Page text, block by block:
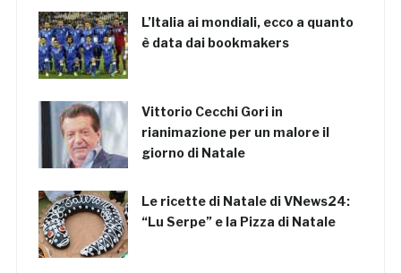
L’Italia ai mondiali, ecco a quanto
è data dai bookmakers
Vittorio Cecchi Gori in
rianimazione per un malore il
giorno di Natale
Le ricette di Natale di VNews24:
“Lu Serpe” e la Pizza di Natale